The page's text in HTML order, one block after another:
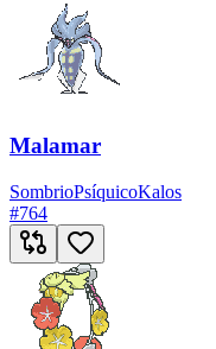
Malamar
SombrioPsíquicoKalos
#764